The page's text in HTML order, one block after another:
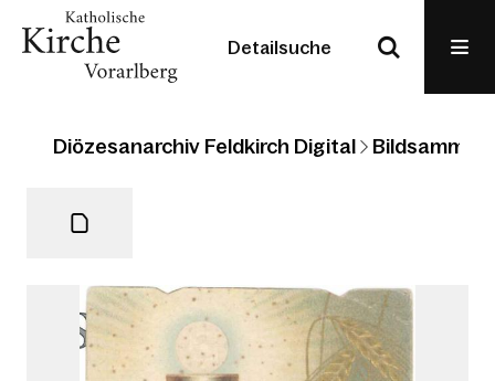
Detailsuche
Diözesanarchiv Feldkirch Digital